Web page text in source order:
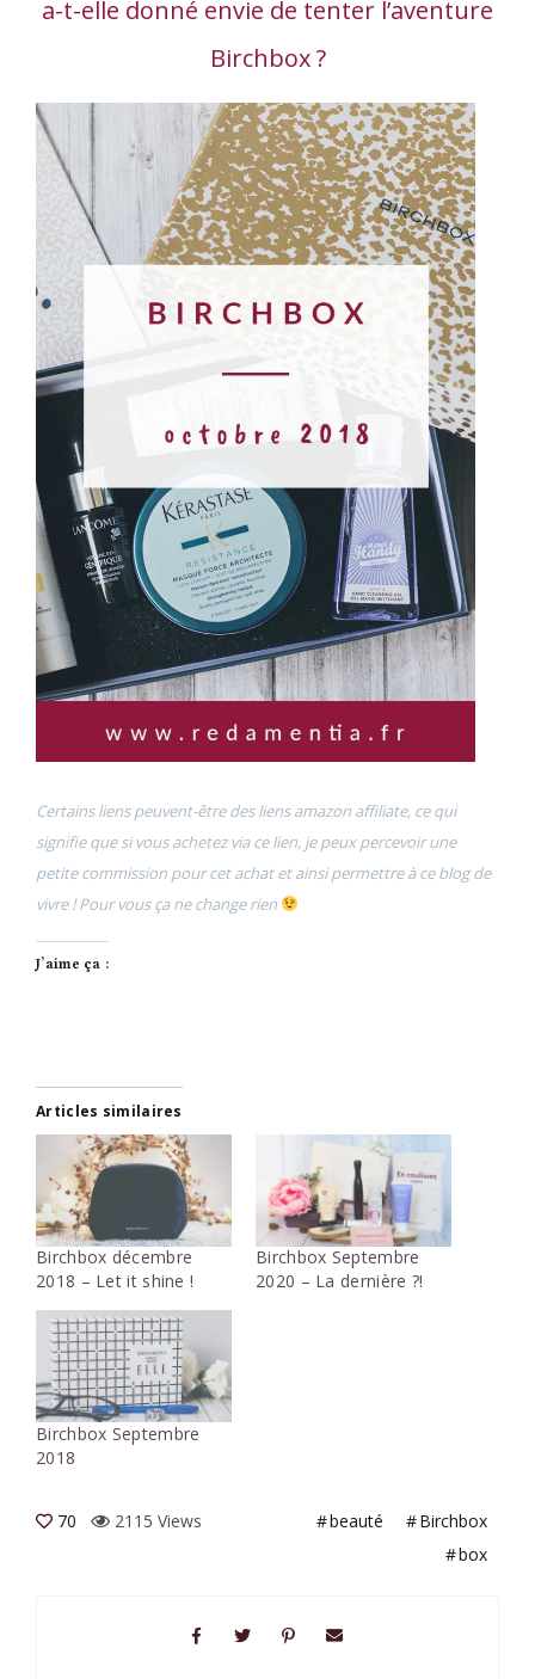
a-t-elle donné envie de tenter l’aventure
Birchbox ?
Certains liens peuvent-être des liens amazon affiliate, ce qui
signifie que si vous achetez via ce lien, je peux percevoir une
petite commission pour cet achat et ainsi permettre à ce blog de
vivre ! Pour vous ça ne change rien
J’aime ça :
Articles similaires
Birchbox décembre
2018 – Let it shine !
Birchbox Septembre
2020 – La dernière ?!
Birchbox Septembre
2018
70 2115 Views beauté
Birchbox
box